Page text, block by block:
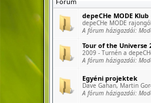
depeCHe MODE Klub
depeCHe MODE
A fórum házigazdái:
Tour of the Universe
2009 - Turnén a
A fórum házigazdái:
Egyéni projektek
Dave Gahan, Martin
A fórum házigazdái: